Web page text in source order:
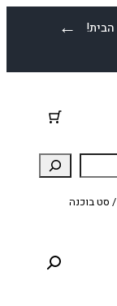
←
/ סט בוכנה